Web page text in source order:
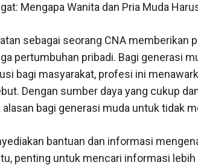
Mengapa Wanita dan Pria Muda
sebagai seorang CNA memberikan
pertumbuhan pribadi. Bagi generasi
bagi masyarakat, profesi ini
Dengan sumber daya yang cukup
bagi generasi muda untuk tidak
bantuan dan informasi
penting untuk mencari informasi lebih